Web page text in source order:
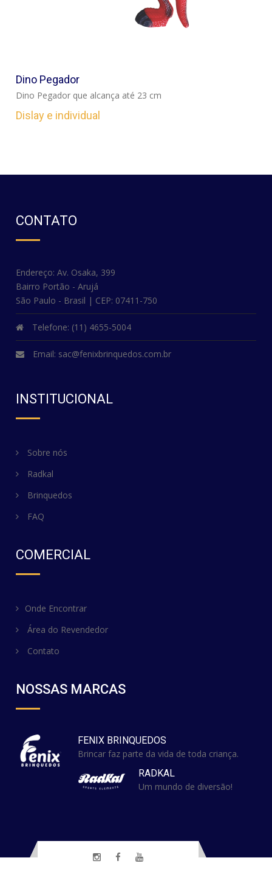
Dino Pegador
Dino Pegador que alcança até 23 cm
Dislay e individual
CONTATO
Endereço: Av. Osaka, 399
Bairro Portão - Arujá
São Paulo - Brasil | CEP: 07411-750
Telefone: (11) 4655-5004
Email: sac@fenixbrinquedos.com.br
INSTITUCIONAL
Sobre nós
Radkal
Brinquedos
FAQ
COMERCIAL
Onde Encontrar
Área do Revendedor
Contato
NOSSAS MARCAS
FENIX BRINQUEDOS
Brincar faz parte da vida de toda criança.
RADKAL
Um mundo de diversão!